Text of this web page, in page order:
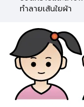
ทำลายเส้นใยผ้า